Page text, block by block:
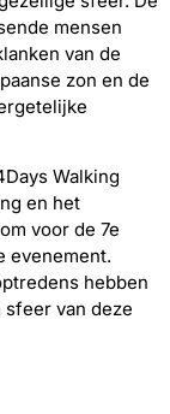
mensen
van de
zon en de
Walking
en het
voor de 7e
evenement.
hebben
van deze